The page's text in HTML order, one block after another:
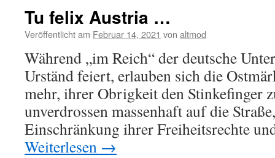
Tu felix Austria …
Veröffentlicht am Februar 14, 2021 von altmod
Während „im Reich“ der deutsche
Urständ feiert, erlauben sich die
mehr, ihrer Obrigkeit den Stinkefinger
unverdrossen massenhaft auf die
Einschränkung ihrer Freiheitsrechte
Weiterlesen →